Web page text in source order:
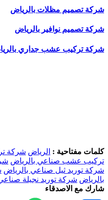
شركة تصميم مظلات بالرياض
شركة تصميم نوافير بالرياض
شركة تركيب عشب جداري
كلمات مفتاحية : الرياض شركة
تركيب عشب صناعي بالرياض
شركة توريد ثيل صناعي بالرياض
بالرياض شركة توريد نجيلة
شارك مع الاصدقاء